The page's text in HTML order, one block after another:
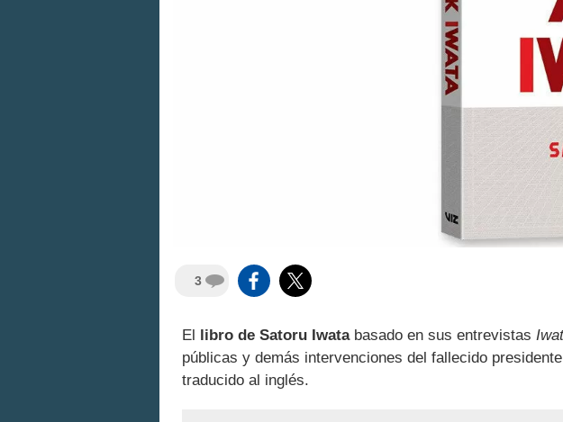
3
El libro de Satoru Iwatabasado en sus entrevistas
públicas y demás intervenciones del fallecido
traducido al inglés.